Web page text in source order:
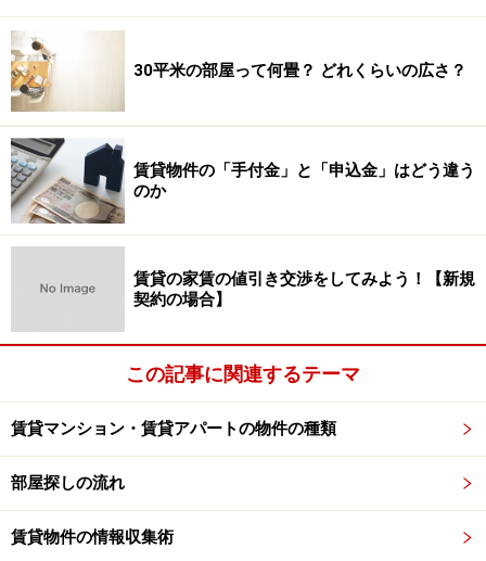
空室部屋の写真が極端に少ない物件広告
画像が少ない
不動産情報サイトでは、今、ひとつの物件当たりの写真
の量が増えています。より写真が多い方が、入居希望者
も自分がどんな暮らしが出来るのかイメージしやすく、
反響を獲得しやすいからです。不動産会社の社員は、ラ
イバル店舗よりもたくさん写真を載せる事を競い合って
いるともいえます。
にもかかわらず、あえて写真が少ないという物件は、な
にか、見せたくない事実があるからでは？と考えたほう
がよいかもしれません。
「現在入居中なので、部屋の中の写真が撮れない」「新
30平米の部屋って何畳？ どれくらいの広さ？
賃貸物件の「手付金」と「申込金」はどう違う
のか
賃貸の家賃の値引き交渉をしてみよう！【新規
契約の場合】
この記事に関連するテーマ
賃貸マンション・賃貸アパートの物件の種類
部屋探しの流れ
賃貸物件の情報収集術